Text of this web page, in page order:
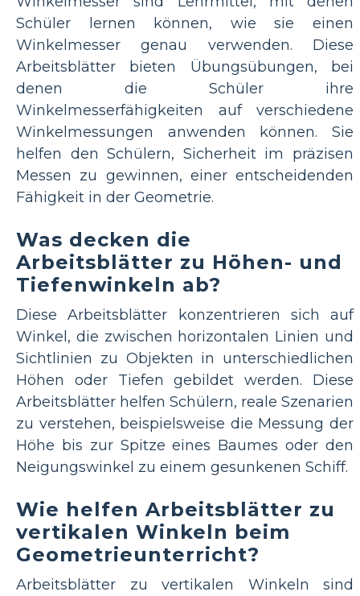
Schüler lernen können, wie sie einen
Winkelmesser genau verwenden. Diese
Arbeitsblätter bieten Übungsübungen, bei
denen die Schüler ihre
Winkelmesserfähigkeiten auf verschiedene
Winkelmessungen anwenden können. Sie
helfen den Schülern, Sicherheit im präzisen
Messen zu gewinnen, einer entscheidenden
Fähigkeit in der Geometrie.
Was decken die
Arbeitsblätter zu Höhen- und
Tiefenwinkeln ab?
Diese Arbeitsblätter konzentrieren sich auf
Winkel, die zwischen horizontalen Linien und
Sichtlinien zu Objekten in unterschiedlichen
Höhen oder Tiefen gebildet werden. Diese
Arbeitsblätter helfen Schülern, reale Szenarien
zu verstehen, beispielsweise die Messung der
Höhe bis zur Spitze eines Baumes oder den
Neigungswinkel zu einem gesunkenen Schiff.
Wie helfen Arbeitsblätter zu
vertikalen Winkeln beim
Geometrieunterricht?
Arbeitsblätter zu vertikalen Winkeln sind